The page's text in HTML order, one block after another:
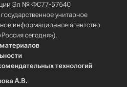
Эл № ФС77-57640
унитарное
информационное агентство
сегодня»).
технологий
А.В.